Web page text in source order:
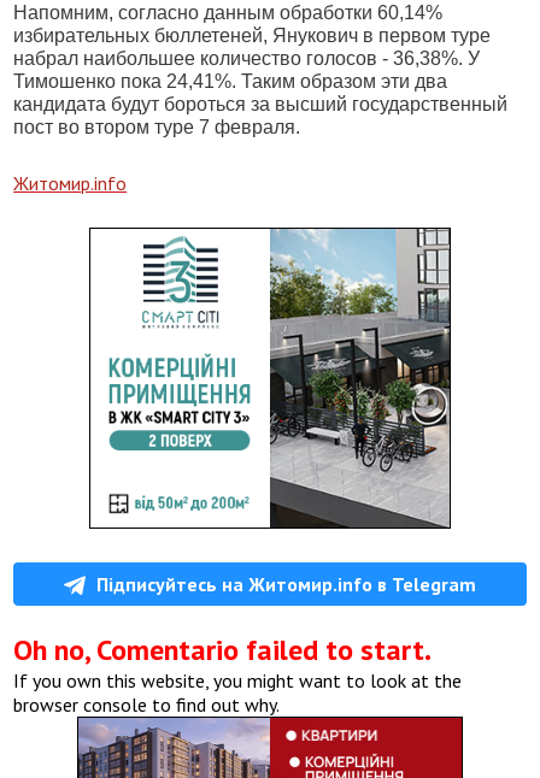
Напомним, согласно данным обработки 60,14%
избирательных бюллетеней, Янукович в первом туре
набрал наибольшее количество голосов - 36,38%. У
Тимошенко пока 24,41%. Таким образом эти два
кандидата будут бороться за высший государственный
пост во втором туре 7 февраля.
Житомир.info
Підписуйтесь на Житомир.info в Telegram
Oh no, Comentario failed to start.
If you own this website, you might want to look at the
browser console to find out why.